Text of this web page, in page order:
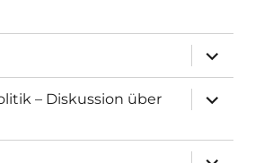
anzeigen
– Diskussion über
anzeigen